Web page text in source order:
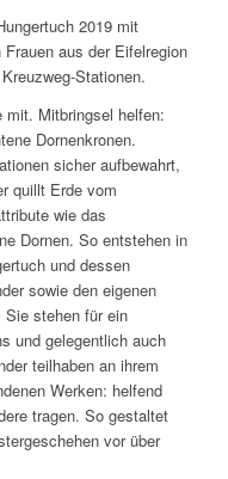
2019 mit
aus der Eifelregion
Stationen.
mit. Mitbringsel helfen:
Dornenkronen.
sicher aufbewahrt,
quillt Erde vom
wie das
Dornen. So entstehen in
und dessen
sowie den eigenen
Sie stehen für ein
und gelegentlich auch
teilhaben an ihrem
Werken: helfend
tragen. So gestaltet
vor über